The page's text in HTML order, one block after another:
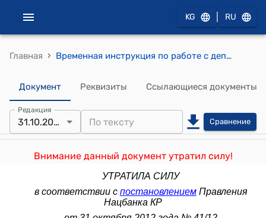
KG RU
Главная › Временная инструкция по работе с депозитами (Утверждена постановлением Правления Национального банка Кыргызской Республики от 19 февраля 2003 года № 4/4)
Документ Реквизиты Ссылающиеся документы
Редакция
31.10.2012 Сравнение
Внимание данный документ утратил силу!